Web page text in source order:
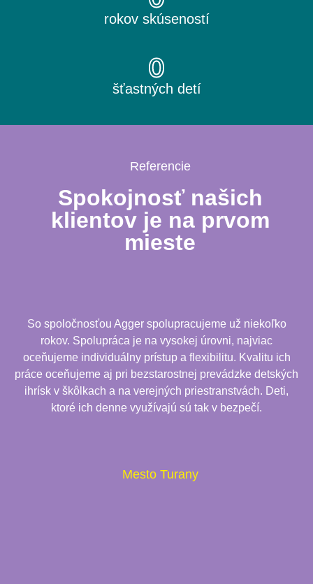
rokov skúseností
šťastných detí
0
Referencie
Spokojnosť našich
klientov je na prvom
mieste
So spoločnosťou Agger spolupracujeme už niekoľko
rokov. Spolupráca je na vysokej úrovni, najviac
oceňujeme individuálny prístup a flexibilitu. Kvalitu ich
práce oceňujeme aj pri bezstarostnej prevádzke detských
ihrísk v škôlkach a na verejných priestranstvách. Deti,
ktoré ich denne využívajú sú tak v bezpečí.
Mesto Turany